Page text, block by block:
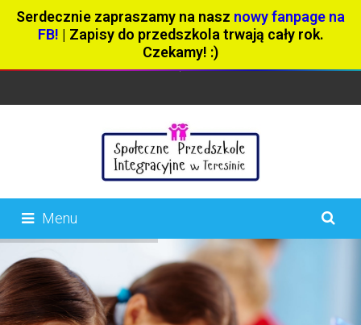
Serdecznie zapraszamy na nasz nowy fanpage na
FB! | Zapisy do przedszkola trwają cały rok.
Czekamy! :)
Menu